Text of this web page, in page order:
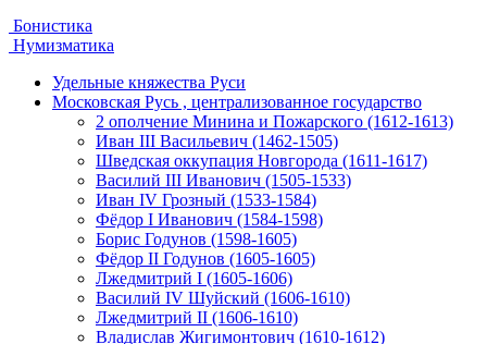
Бонистика
Нумизматика
Удельные княжества Руси
Московская Русь , централизованное государство
2 ополчение Минина и Пожарского (1612-1613)
Иван III Васильевич (1462-1505)
Шведская оккупация Новгорода (1611-1617)
Василий III Иванович (1505-1533)
Иван IV Грозный (1533-1584)
Фёдор I Иванович (1584-1598)
Борис Годунов (1598-1605)
Фёдор II Годунов (1605-1605)
Лжедмитрий I (1605-1606)
Василий IV Шуйский (1606-1610)
Лжедмитрий II (1606-1610)
Владислав Жигимонтович (1610-1612)